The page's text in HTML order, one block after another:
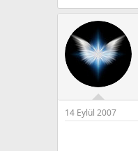
14 Eylül 2007